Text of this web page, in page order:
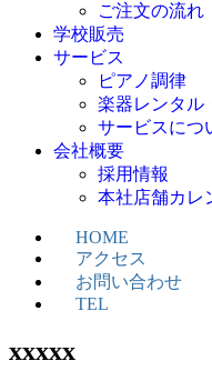
ご注文の流れ
学校販売
サービス
ピアノ調律
楽器レンタル
サービスにつ
会社概要
採用情報
本社店舗カレ
HOME
アクセス
お問い合わせ
TEL
xxxxx